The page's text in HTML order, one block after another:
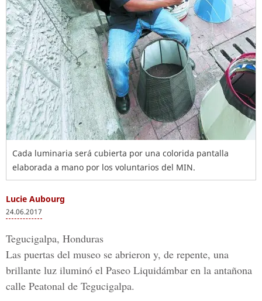
Cada luminaria será cubierta por una colorida pantalla
elaborada a mano por los voluntarios del MIN.
Lucie Aubourg
24.06.2017
Tegucigalpa, Honduras
Las puertas del museo se abrieron y, de repente, una
brillante luz iluminó el Paseo Liquidámbar en la antañona
calle Peatonal de Tegucigalpa.